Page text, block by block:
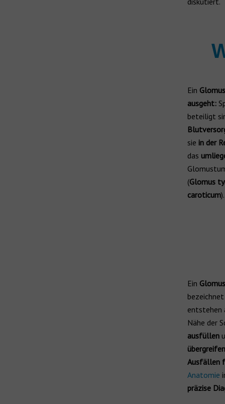
Ein
ausgeht:
beteiligt
sie in der
das
(Glomus
caroticum).
Ein
entstehen
Nähe der
ausfüllen
übergreifen
Ausfällen
Anatomie
präzise